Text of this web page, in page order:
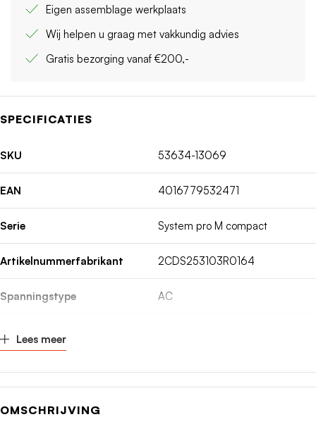
Eigen assemblage werkplaats
Wij helpen u graag met vakkundig advies
Gratis bezorging vanaf €200,-
SPECIFICATIES
SKU 53634-13069
EAN 4016779532471
Serie System pro M compact
Artikelnummerfabrikant 2CDS253103R0164
Spanningstype AC
Inbouwdiepte
Lees meer
OMSCHRIJVING